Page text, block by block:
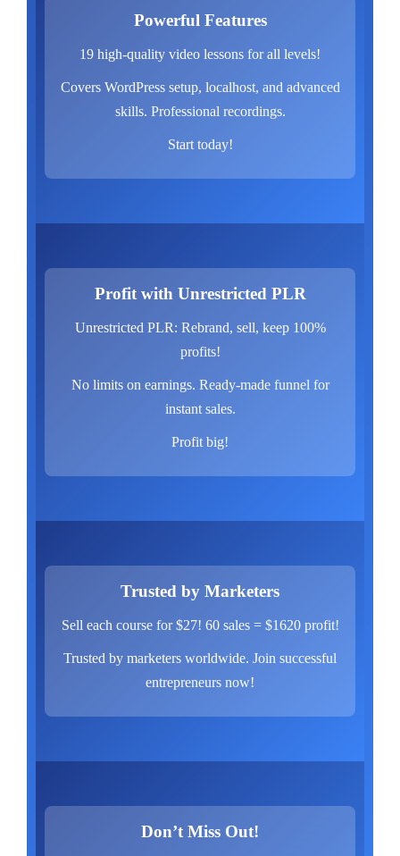
Powerful Features
19 high-quality video lessons for all levels!
Covers WordPress setup, localhost, and advanced
skills. Professional recordings.
Start today!
Profit with Unrestricted PLR
Unrestricted PLR: Rebrand, sell, keep 100%
profits!
No limits on earnings. Ready-made funnel for
instant sales.
Profit big!
Trusted by Marketers
Sell each course for $27! 60 sales = $1620 profit!
Trusted by marketers worldwide. Join successful
entrepreneurs now!
Don’t Miss Out!